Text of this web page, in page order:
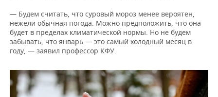
— Будем считать, что суровый мороз менее вероятен,
нежели обычная погода. Можно предположить, что она
будет в пределах климатической нормы. Но не будем
забывать, что январь — это самый холодный месяц в
году, — заявил профессор КФУ.